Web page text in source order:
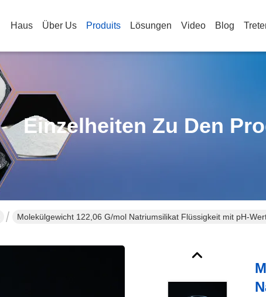
Haus Über Us Produits Lösungen Video Blog
Einzelheiten Zu Den
Molekülgewicht 122,06 G/mol Natriumsilikat Flüssigkeit mit pH-